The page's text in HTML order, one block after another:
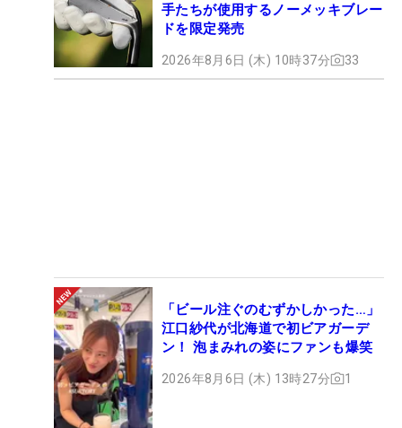
手たちが使用するノーメッキブレー
ドを限定発売
2026年8月6日 (木) 10時37分 33
「ビール注ぐのむずかしかった…」
江口紗代が北海道で初ビアガーデ
ン！ 泡まみれの姿にファンも爆笑
2026年8月6日 (木) 13時27分 1